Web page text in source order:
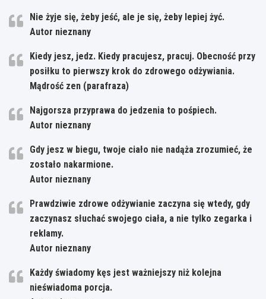
Nie żyje się, żeby jeść, ale je się, żeby lepiej żyć.
Autor nieznany
Kiedy jesz, jedz. Kiedy pracujesz, pracuj. Obecność przy
posiłku to pierwszy krok do zdrowego odżywiania.
Mądrość zen (parafraza)
Najgorsza przyprawa do jedzenia to pośpiech.
Autor nieznany
Gdy jesz w biegu, twoje ciało nie nadąża zrozumieć, że
zostało nakarmione.
Autor nieznany
Prawdziwie zdrowe odżywianie zaczyna się wtedy, gdy
zaczynasz słuchać swojego ciała, a nie tylko zegarka i
reklamy.
Autor nieznany
Każdy świadomy kęs jest ważniejszy niż kolejna
nieświadoma porcja.